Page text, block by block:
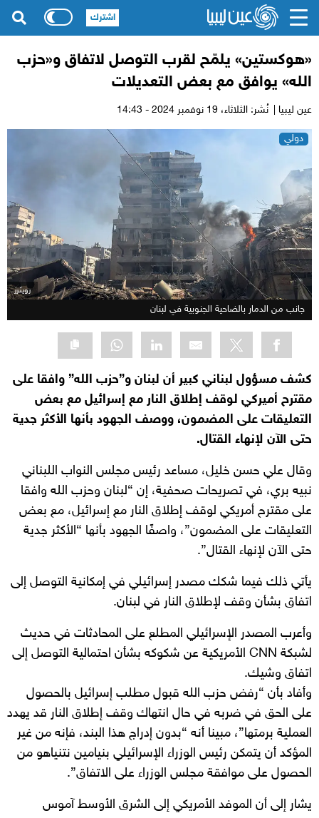
«هوكستين» يلمّح لقرب التوصل لاتفاق و«حزب
الله» يوافق مع بعض التعديلات
عين ليبيا | نُشر: الثلاثاء،
دولي
رويترز
جانب من الدمار بالضاحية الجنوبية في لبنان
كشف مسؤول لبناني كبير أن لبنان و”حزب الله” وافقا على
مقترح أميركي لوقف إطلاق النار مع إسرائيل مع بعض
التعليقات على المضمون، ووصف الجهود بأنها الأكثر جدية
حتى الآن لإنهاء القتال.
وقال علي حسن خليل، مساعد رئيس مجلس النواب اللبناني
نبيه بري، في تصريحات صحفية، إن “لبنان وحزب الله وافقا
على مقترح أمريكي لوقف إطلاق النار مع إسرائيل، مع بعض
التعليقات على المضمون”، واصفًا الجهود بأنها “الأكثر جدية
حتى الآن لإنهاء القتال”.
يأتي ذلك فيما شكك مصدر إسرائيلي في إمكانية التوصل إلى
اتفاق بشأن وقف لإطلاق النار في لبنان.
وأعرب المصدر الإسرائيلي المطلع على المحادثات في حديث
لشبكة CNN الأمريكية عن شكوكه بشأن احتمالية التوصل إلى
اتفاق وشيك.
وأفاد بأن “رفض حزب الله قبول مطلب إسرائيل بالحصول
على الحق في ضربه في حال انتهاك وقف إطلاق النار قد يهدد
العملية برمتها”، مبينا أنه “بدون إدراج هذا البند، فإنه من غير
المؤكد أن يتمكن رئيس الوزراء الإسرائيلي بنيامين نتنياهو من
الحصول على موافقة مجلس الوزراء على الاتفاق”.
يشار إلى أن الموفد الأمريكي إلى الشرق الأوسط آموس
اشترك